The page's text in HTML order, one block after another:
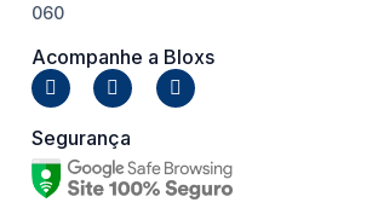
060
Acompanhe a Bloxs
Segurança